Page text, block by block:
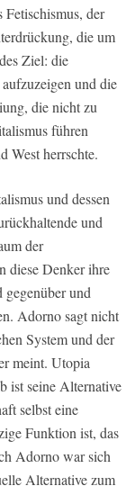
der
die um
Ziel: die
und die
die nicht zu
führen
West herrschte.
und dessen
und
der
diese Denker ihre
und
Adorno sagt nicht
System und der
meint. Utopia
ist seine Alternative
selbst eine
Funktion ist, das
Adorno war sich
Alternative zum